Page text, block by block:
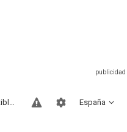
España
Sitios compatibles